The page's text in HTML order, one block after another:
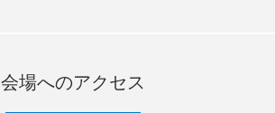
会場へのアクセス